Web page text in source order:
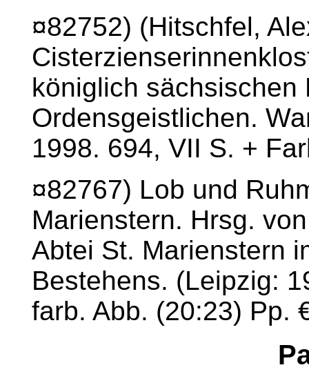
¤82752) (Hitschfel,
königlich sächsischen
Ordensgeistlichen.
1998. 694, VII S. +
¤82767) Lob und
Marienstern. Hrsg.
Abtei St. Marienstern
Bestehens. (Leipzig:
farb. Abb. (20:23) Pp.